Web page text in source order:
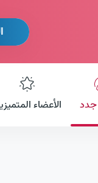
جدد الأعضاء